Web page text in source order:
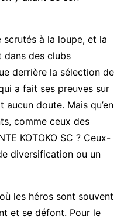
à la loupe, et la
dans des clubs
derrière la sélection de
a fait ses preuves sur
doute. Mais qu’en
comme ceux des
KOTOKO SC ? Ceux-
diversification ou un
les héros sont souvent
et se défont. Pour le